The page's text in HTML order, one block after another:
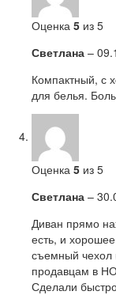
Оценка 5 из 5
Светлана –
Компактный, с
для белья.
Оценка 5 из 5
Светлана –
Диван прямо
есть, и
съемный чехол
продавцам в
Сделали